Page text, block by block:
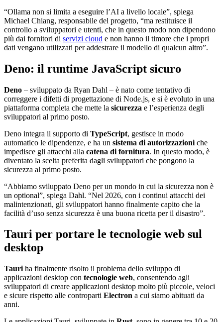
“Ollama non si limita a eseguire l’AI a livello locale”, spiega
Michael Chiang, responsabile del progetto, “ma restituisce il
controllo a sviluppatori e utenti, che in questo modo non dipendono
più dai fornitori di servizi cloud e non hanno il timore che i propri
dati vengano utilizzati per addestrare il modello di qualcun altro”.
Deno: il runtime JavaScript sicuro
Deno – sviluppato da Ryan Dahl – è nato come tentativo di
correggere i difetti di progettazione di Node.js, e si è evoluto in una
piattaforma completa che mette la sicurezza e l’esperienza degli
sviluppatori al primo posto.
Deno integra il supporto di TypeScript, gestisce in modo
automatico le dipendenze, e ha un sistema di autorizzazioni che
impedisce gli attacchi alla catena di fornitura. In questo modo, è
diventato la scelta preferita dagli sviluppatori che pongono la
sicurezza al primo posto.
“Abbiamo sviluppato Deno per un mondo in cui la sicurezza non è
un optional”, spiega Dahl. “Nel 2026, con i continui attacchi dei
malintenzionati, gli sviluppatori hanno finalmente capito che la
facilità d’uso senza sicurezza è una buona ricetta per il disastro”.
Tauri per portare le tecnologie web sul
desktop
Tauri ha finalmente risolto il problema dello sviluppo di
applicazioni desktop con tecnologie web, consentendo agli
sviluppatori di creare applicazioni desktop molto più piccole, veloci
e sicure rispetto alle controparti Electron a cui siamo abituati da
anni.